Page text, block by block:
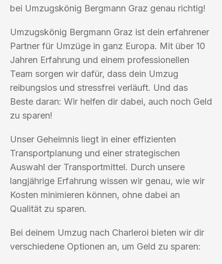
bei Umzugskönig Bergmann Graz genau richtig!
Umzugskönig Bergmann Graz ist dein erfahrener
Partner für Umzüge in ganz Europa. Mit über 10
Jahren Erfahrung und einem professionellen
Team sorgen wir dafür, dass dein Umzug
reibungslos und stressfrei verläuft. Und das
Beste daran: Wir helfen dir dabei, auch noch Geld
zu sparen!
Unser Geheimnis liegt in einer effizienten
Transportplanung und einer strategischen
Auswahl der Transportmittel. Durch unsere
langjährige Erfahrung wissen wir genau, wie wir
Kosten minimieren können, ohne dabei an
Qualität zu sparen.
Bei deinem Umzug nach Charleroi bieten wir dir
verschiedene Optionen an, um Geld zu sparen: